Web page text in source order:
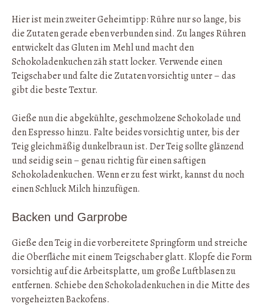
Hier ist mein zweiter Geheimtipp: Rühre nur so lange, bis
die Zutaten gerade eben verbunden sind. Zu langes Rühren
entwickelt das Gluten im Mehl und macht den
Schokoladenkuchen zäh statt locker. Verwende einen
Teigschaber und falte die Zutaten vorsichtig unter – das
gibt die beste Textur.
Gieße nun die abgekühlte, geschmolzene Schokolade und
den Espresso hinzu. Falte beides vorsichtig unter, bis der
Teig gleichmäßig dunkelbraun ist. Der Teig sollte glänzend
und seidig sein – genau richtig für einen saftigen
Schokoladenkuchen. Wenn er zu fest wirkt, kannst du noch
einen Schluck Milch hinzufügen.
Backen und Garprobe
Gieße den Teig in die vorbereitete Springform und streiche
die Oberfläche mit einem Teigschaber glatt. Klopfe die Form
vorsichtig auf die Arbeitsplatte, um große Luftblasen zu
entfernen. Schiebe den Schokoladenkuchen in die Mitte des
vorgeheizten Backofens.